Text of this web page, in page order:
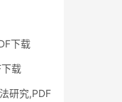
下载
载
研究,PDF